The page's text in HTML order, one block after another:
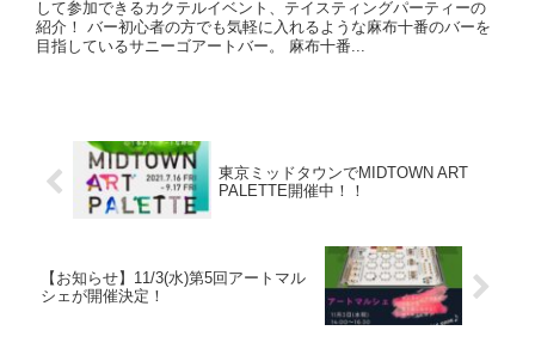
して参加できるカクテルイベント、テイスティングパーティーの
紹介！ バー初心者の方でも気軽に入れるような麻布十番のバーを
目指しているサニーゴアートバー。 麻布十番...
東京ミッドタウンでMIDTOWN ART
PALETTE開催中！！
【お知らせ】11/3(水)第5回アートマル
シェが開催決定！